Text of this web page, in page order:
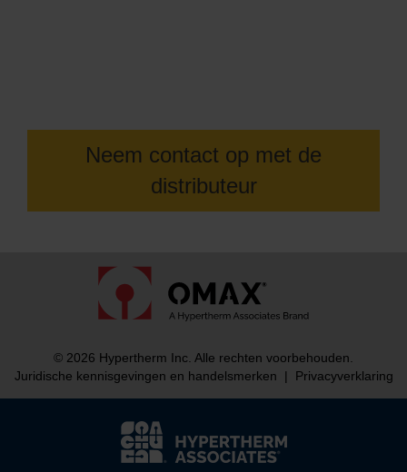
Neem contact op met de
distributeur
© 2026 Hypertherm Inc. Alle rechten voorbehouden.
Juridische kennisgevingen en handelsmerken
| Privacyverklaring